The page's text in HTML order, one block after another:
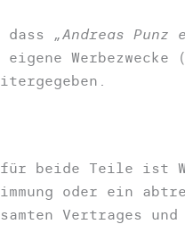
„Andreas Punz
Werbezwecke
beide Teile ist
oder ein
Vertrages und